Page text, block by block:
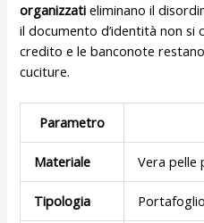
organizzati eliminano il
il documento d’identità non si
credito e le banconote
cuciture.
Parametro
Materiale Vera pelle
Tipologia